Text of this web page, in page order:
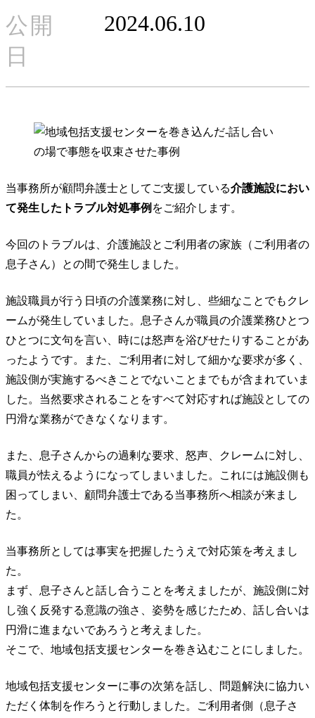
公開
日
2024.06.10
当事務所が顧問弁護士としてご支援している介護施設におい
て発生したトラブル対処事例 をご紹介します。
今回のトラブルは、介護施設とご利用者の家族（ご利用者の
息子さん）との間で発生しました。
施設職員が行う日頃の介護業務に対し、些細なことでもクレ
ームが発生していました。息子さんが職員の介護業務ひとつ
ひとつに文句を言い、時には怒声を浴びせたりすることがあ
ったようです。また、ご利用者に対して細かな要求が多く、
施設側が実施するべきことでないことまでもが含まれていま
した。当然要求されることをすべて対応すれば施設としての
円滑な業務ができなくなります。
また、息子さんからの過剰な要求、怒声、クレームに対し、
職員が怯えるようになってしまいました。これには施設側も
困ってしまい、顧問弁護士である当事務所へ相談が来まし
た。
当事務所としては事実を把握したうえで対応策を考えまし
た。
まず、息子さんと話し合うことを考えましたが、施設側に対
し強く反発する意識の強さ、姿勢を感じたため、話し合いは
円滑に進まないであろうと考えました。
そこで、地域包括支援センターを巻き込むことにしました。
地域包括支援センターに事の次第を話し、問題解決に協力い
ただく体制を作ろうと行動しました。ご利用者側（息子さ